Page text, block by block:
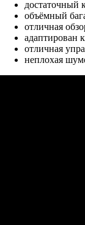
достаточный
объёмный
отличная
адаптирован
отличная
неплохая